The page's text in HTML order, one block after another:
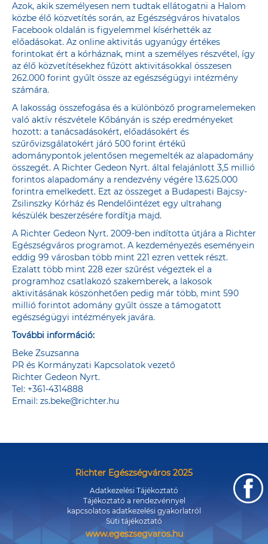
Azok, akik személyesen nem tudtak ellátogatni a Halom
közbe élő közvetítés során, az Egészségváros hivatalos
Facebook oldalán is figyelemmel kísérhették az
előadásokat. Az online aktivitás ugyanúgy értékes
forintokat ért a kórháznak, mint a személyes részvétel, így
az élő közvetítésekhez fűzött aktivitásokkal összesen
262.000 forint gyűlt össze az egészségügyi intézmény
számára.
A lakosság összefogása és a különböző programelemeken
való aktív részvétele Kőbányán is szép eredményeket
hozott: a tanácsadásokért, előadásokért és
szűrővizsgálatokért járó 500 forint értékű
adománypontok jelentősen megemelték az alapadomány
összegét. A Richter Gedeon Nyrt. által felajánlott 3,5 millió
forintos alapadomány a rendezvény végére 13.625.000
forintra emelkedett. Ezt az összeget a Budapesti Bajcsy-
Zsilinszky Kórház és Rendelőintézet egy ultrahang
készülék beszerzésére fordítja majd.
A Richter Gedeon Nyrt. 2009-ben indította útjára a Richter
Egészségváros programot. A kezdeményezés eseményein
eddig 99 városban több mint 221 ezren vettek részt.
Ezalatt több mint 228 ezer szűrést végeztek el a
programhoz csatlakozó szakemberek, a lakosok
aktivitásának köszönhetően pedig már több, mint 590
millió forintot adomány gyűlt össze a támogatott
egészségügyi intézmények javára.
További információ:
Beke Zsuzsanna
PR és Kormányzati Kapcsolatok vezető
Richter Gedeon Nyrt.
Tel: +361-4314888
Email: zs.beke@richter.hu
Richter Egészségváros 2025
Adatkezelési Tájékoztató
Tájékoztató a rendezvénnyel
kapcsolatos adatkezelési gyakorlatról
Süti tájékoztató
www.egeszsegvaros.hu